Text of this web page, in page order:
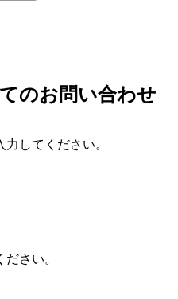
のお問い合わせ
してください。
さい。